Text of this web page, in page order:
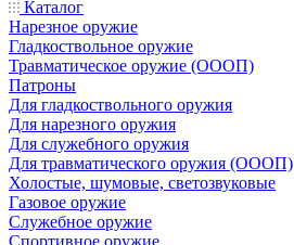
Каталог
Нарезное оружие
Гладкоствольное оружие
Травматическое оружие (ОООП)
Патроны
Для гладкоствольного оружия
Для нарезного оружия
Для служебного оружия
Для травматического оружия (ОООП)
Холостые, шумовые, светозвуковые
Газовое оружие
Служебное оружие
Спортивное оружие